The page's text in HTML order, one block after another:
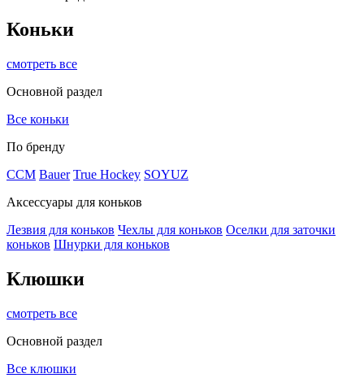
Коньки
смотреть все
Основной раздел
Все коньки
По бренду
ССМ Bauer True Hockey SOYUZ
Аксессуары для коньков
Лезвия для коньков Чехлы для коньков Оселки для заточки
коньков Шнурки для коньков
Клюшки
смотреть все
Основной раздел
Все клюшки